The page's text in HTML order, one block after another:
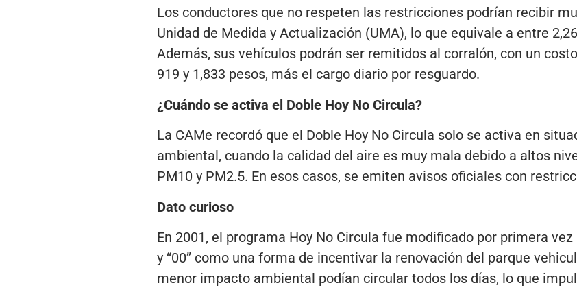
Los conductores que no respeten las restricciones podrían recibir
Unidad de Medida y Actualización (UMA), lo que equivale a entre
Además, sus vehículos podrán ser remitidos al corralón, con un
919 y 1,833 pesos, más el cargo diario por resguardo.
¿Cuándo se activa el Doble Hoy No Circula?
La CAMe recordó que el Doble Hoy No Circula solo se activa en
ambiental, cuando la calidad del aire es muy mala debido a altos
PM10 y PM2.5. En esos casos, se emiten avisos oficiales con
Dato curioso
En 2001, el programa Hoy No Circula fue modificado por primera
y “00” como una forma de incentivar la renovación del parque
menor impacto ambiental podían circular todos los días, lo que